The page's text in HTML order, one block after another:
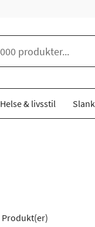
Helse & livsstil
Produkt(er)